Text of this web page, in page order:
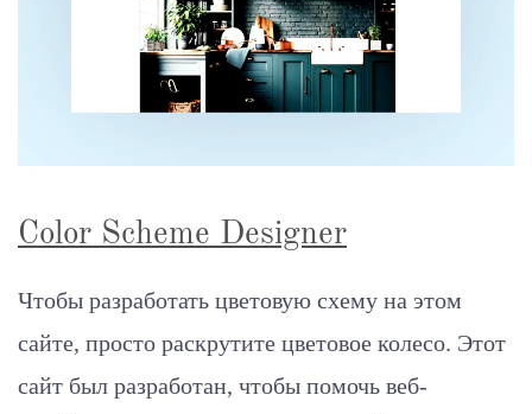
Color Scheme Designer
Чтобы разработать цветовую схему на этом
сайте, просто раскрутите цветовое колесо. Этот
сайт был разработан, чтобы помочь веб-